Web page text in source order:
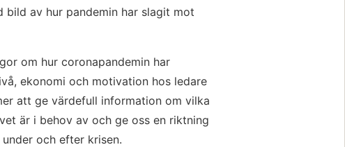
bild av hur pandemin har slagit mot
om hur coronapandemin har
ekonomi och motivation hos ledare
att ge värdefull information om vilka
är i behov av och ge oss en riktning
och efter krisen.